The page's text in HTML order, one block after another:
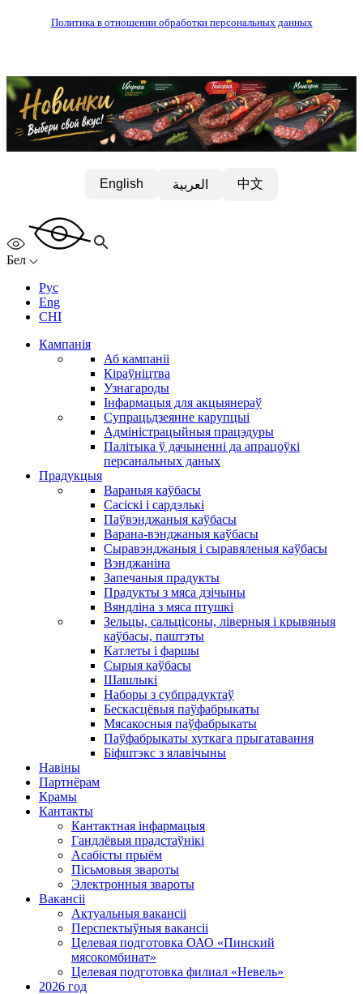
Политика в отношении обработки персональных данных
English العربية 中文
Бел
Рус
Eng
CHI
Кампанія
Аб кампаніі
Кіраўніцтва
Узнагароды
Інфармацыя для акцыянераў
Супрацьдзеянне карупцыі
Адміністрацыйныя працэдуры
Палітыка ў дачыненні да апрацоўкі
персанальных даных
Прадукцыя
Вараныя каўбасы
Сасіскі і сардэлькі
Паўвэнджаныя каўбасы
Варана-вэнджаныя каўбасы
Сыравэнджаныя і сыравяленыя каўбасы
Вэнджаніна
Запечаныя прадукты
Прадукты з мяса дзічыны
Вяндліна з мяса птушкі
Зельцы, сальцісоны, ліверныя і крывяныя
каўбасы, паштэты
Катлеты і фаршы
Сырыя каўбасы
Шашлыкі
Наборы з субпрадуктаў
Бескасцёвыя паўфабрыкаты
Мясакосныя паўфабрыкаты
Паўфабрыкаты хуткага прыгатавання
Біфштэкс з ялавічыны
Навіны
Партнёрам
Крамы
Кантакты
Кантактная інфармацыя
Гандлёвыя прадстаўнікі
Асабісты прыём
Пісьмовыя звароты
Электронныя звароты
Вакансіі
Актуальныя вакансіі
Перспектыўныя вакансіі
Целевая подготовка ОАО «Пинский
мясокомбинат»
Целевая подготовка филиал «Невель»
2026 год